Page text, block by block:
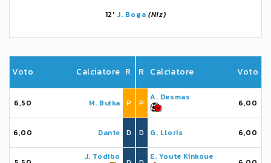
12' J. Boga (Niz)
Voto Calciatore R
6,50 M. Bułka P
6,00 Dante D
J. Todibo
R Calciatore Voto
P
A. Desmas
6,00
D G. Lloris 6,00
E. Youte Kinkoue